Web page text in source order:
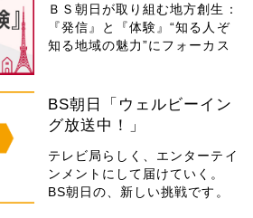
ＢＳ朝日が取り組む地方創生：
『発信』と『体験』“知る人ぞ
知る地域の魅力”にフォーカス
BS朝日「ウェルビーイン
グ放送中！」
テレビ局らしく、エンターテイ
ンメントにして届けていく。
BS朝日の、新しい挑戦です。